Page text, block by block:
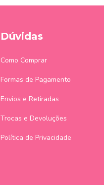
Dúvidas
Como Comprar
Formas de Pagamento
Envios e Retiradas
Trocas e Devoluções
Política de Privacidade